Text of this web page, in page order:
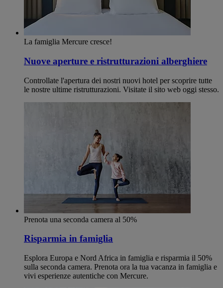
La famiglia Mercure cresce!
Nuove aperture e ristrutturazioni alberghiere
Controllate l'apertura dei nostri nuovi hotel per scoprire tutte
le nostre ultime ristrutturazioni. Visitate il sito web oggi stesso.
Prenota una seconda camera al 50%
Risparmia in famiglia
Esplora Europa e Nord Africa in famiglia e risparmia il 50%
sulla seconda camera. Prenota ora la tua vacanza in famiglia e
vivi esperienze autentiche con Mercure.